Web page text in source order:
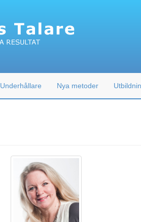
Underhållare Nya metoder